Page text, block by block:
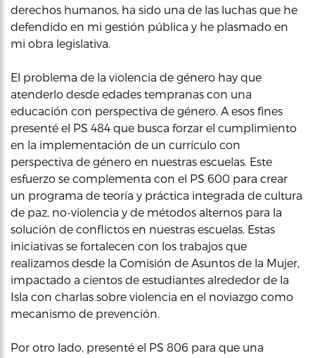
derechos humanos, ha sido una de las luchas que he
defendido en mi gestión pública y he plasmado en
mi obra legislativa.
El problema de la violencia de género hay que
atenderlo desde edades tempranas con una
educación con perspectiva de género. A esos fines
presenté el PS 484 que busca forzar el cumplimiento
en la implementación de un currículo con
perspectiva de género en nuestras escuelas. Este
esfuerzo se complementa con el PS 600 para crear
un programa de teoría y práctica integrada de cultura
de paz, no-violencia y de métodos alternos para la
solución de conflictos en nuestras escuelas. Estas
iniciativas se fortalecen con los trabajos que
realizamos desde la Comisión de Asuntos de la Mujer,
impactado a cientos de estudiantes alrededor de la
Isla con charlas sobre violencia en el noviazgo como
mecanismo de prevención.
Por otro lado, presenté el PS 806 para que una